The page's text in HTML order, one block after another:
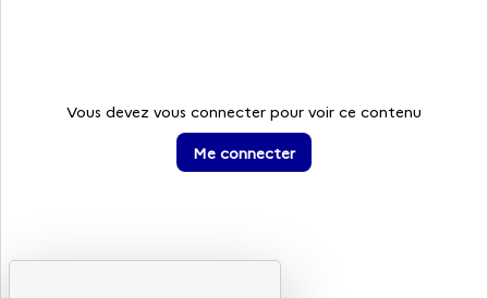
Vous devez vous connecter pour voir ce contenu
Me connecter